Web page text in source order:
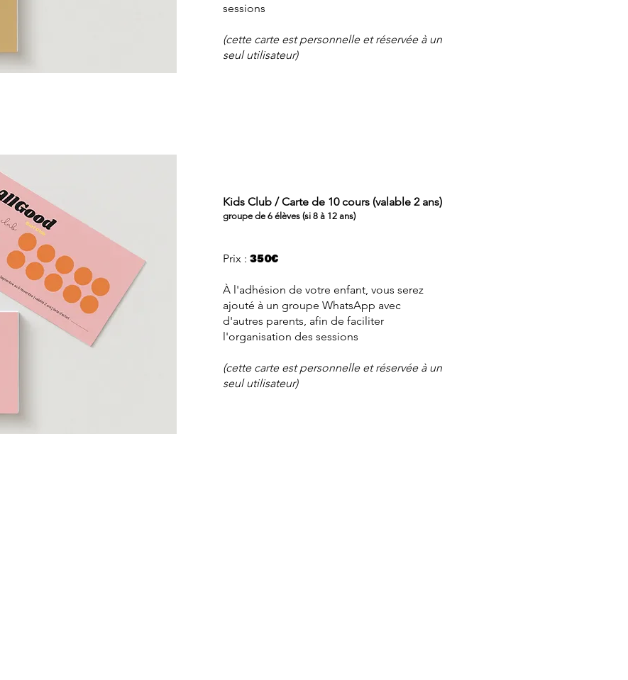
sessions
(cette carte est personnelle et réservée à un
seul utilisateur)
Kids Club / Carte de 10 cours (valable 2 ans)
groupe de 6 élèves​ (si 8 à 12 ans)
Prix : 350€
À l'adhésion de votre enfant, vous serez
ajouté à un groupe WhatsApp avec
d'autres parents, afin de faciliter
l'organisation des sessions
(cette carte est personnelle et réservée à un
seul utilisateur)